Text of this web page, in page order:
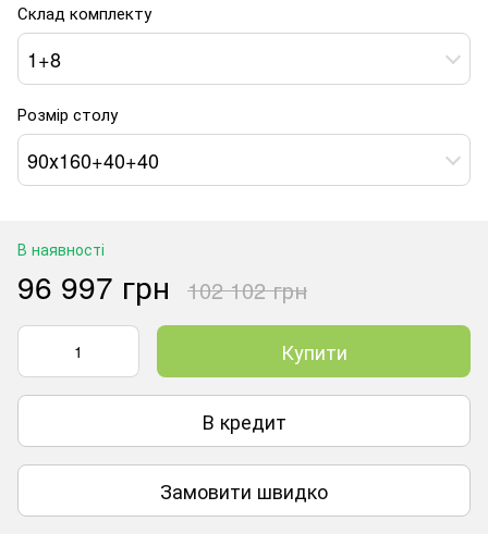
Склад комплекту
1+8
Розмір столу
90х160+40+40
В наявності
96 997 грн 102 102 грн
Купити
В кредит
Замовити швидко